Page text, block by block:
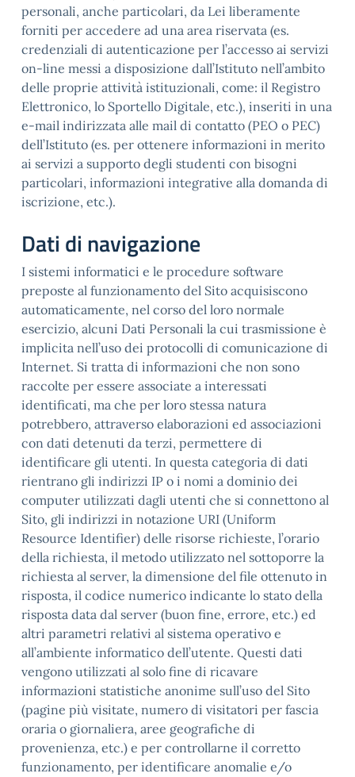
personali, anche particolari, da Lei liberamente
forniti per accedere ad una area riservata (es.
credenziali di autenticazione per l’accesso ai servizi
on-line messi a disposizione dall’Istituto nell’ambito
delle proprie attività istituzionali, come: il Registro
Elettronico, lo Sportello Digitale, etc.), inseriti in una
e-mail indirizzata alle mail di contatto (PEO o PEC)
dell’Istituto (es. per ottenere informazioni in merito
ai servizi a supporto degli studenti con bisogni
particolari, informazioni integrative alla domanda di
iscrizione, etc.).
Dati di navigazione
I sistemi informatici e le procedure software
preposte al funzionamento del Sito acquisiscono
automaticamente, nel corso del loro normale
esercizio, alcuni Dati Personali la cui trasmissione è
implicita nell’uso dei protocolli di comunicazione di
Internet. Si tratta di informazioni che non sono
raccolte per essere associate a interessati
identificati, ma che per loro stessa natura
potrebbero, attraverso elaborazioni ed associazioni
con dati detenuti da terzi, permettere di
identificare gli utenti. In questa categoria di dati
rientrano gli indirizzi IP o i nomi a dominio dei
computer utilizzati dagli utenti che si connettono al
Sito, gli indirizzi in notazione URI (Uniform
Resource Identifier) delle risorse richieste, l’orario
della richiesta, il metodo utilizzato nel sottoporre la
richiesta al server, la dimensione del file ottenuto in
risposta, il codice numerico indicante lo stato della
risposta data dal server (buon fine, errore, etc.) ed
altri parametri relativi al sistema operativo e
all’ambiente informatico dell’utente. Questi dati
vengono utilizzati al solo fine di ricavare
informazioni statistiche anonime sull’uso del Sito
(pagine più visitate, numero di visitatori per fascia
oraria o giornaliera, aree geografiche di
provenienza, etc.) e per controllarne il corretto
funzionamento, per identificare anomalie e/o